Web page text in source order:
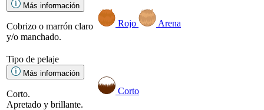
Más información
Cobrizo o marrón claro
y/o manchado.
Rojo Arena
Tipo de pelaje
Más información
Corto.
Apretado y brillante.
Corto